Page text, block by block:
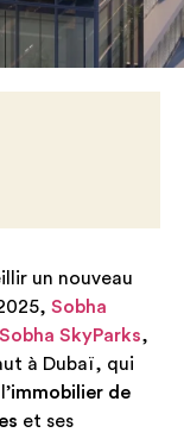
un nouveau
Sobha
SkyParks,
à Dubaï, qui
immobilier de
et ses